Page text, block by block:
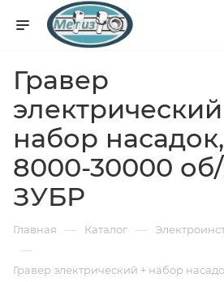
Гравер
набор насадок,
8000-30000
ЗУБР
Главная — Каталог —
—
Гравер электрический + набор